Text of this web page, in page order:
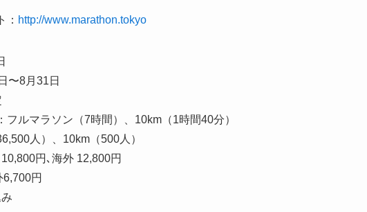
： http://www.marathon.tokyo
〜8月31日
フルマラソン（7時間）、10km（1時間40分）
人）、10km（500人）
円､海外 12,800円
円